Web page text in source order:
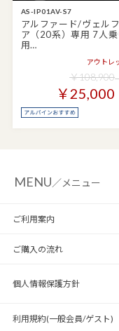
AS-IP01AV-S7
アルファード/ヴェル
ア（20系）専用 7人乗
用…
アウトレ
￥108,900
￥25,000
MENU／メニュー
ご利用案内
ご購入の流れ
個人情報保護方針
利用規約(一般会員/ゲスト)